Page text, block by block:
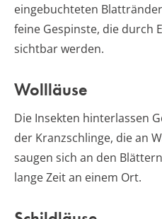
eingebuchteten
feine Gespinste, die durch
sichtbar werden.
Wollläuse
Die Insekten hinterlassen
der Kranzschlinge, die an
saugen sich an den
lange Zeit an einem Ort.